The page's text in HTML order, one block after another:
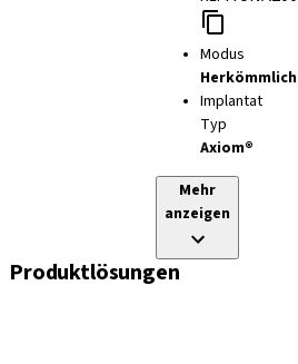
Modus
Herkömmlich
Implantat
Typ
Axiom®
Mehr
anzeigen
Produktlösungen